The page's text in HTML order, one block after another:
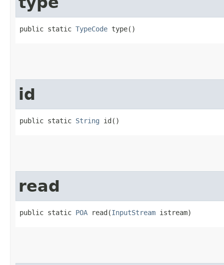
public static TypeCode type()
id
public static String id()
read
public static POA read​(InputStream istream)